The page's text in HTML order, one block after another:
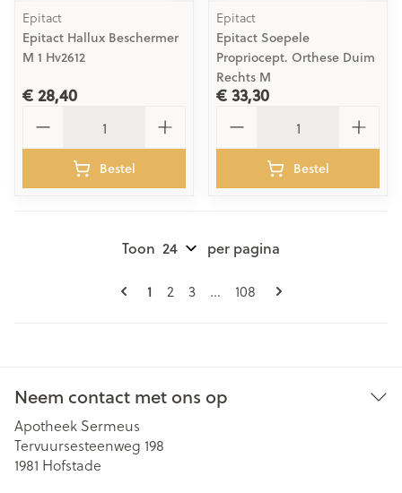
Epitact
Epitact Hallux Beschermer
M 1 Hv2612
€ 28,40
Bestel
Epitact
Epitact Soepele
Propriocept. Orthese Duim
Rechts M
€ 33,30
Bestel
Pagina's
U lees momenteel pagina
1 Pagina
2 Pagina
3 ... Pagina
108
Toon per pagina
Neem contact met ons op
Apotheek Sermeus
Tervuursesteenweg 198
1981 Hofstade